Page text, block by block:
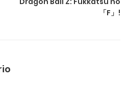
「F」!